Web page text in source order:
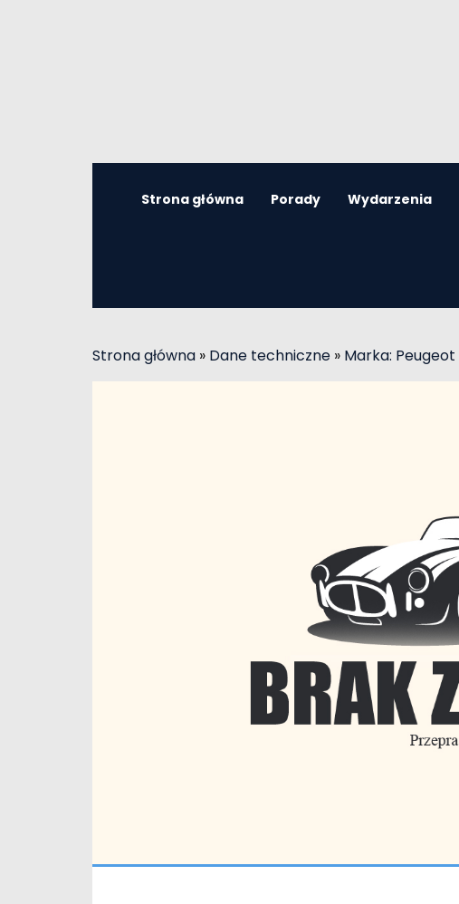
Strona główna Porady Wydarzenia
Strona główna » Dane techniczne » Marka: Peugeot